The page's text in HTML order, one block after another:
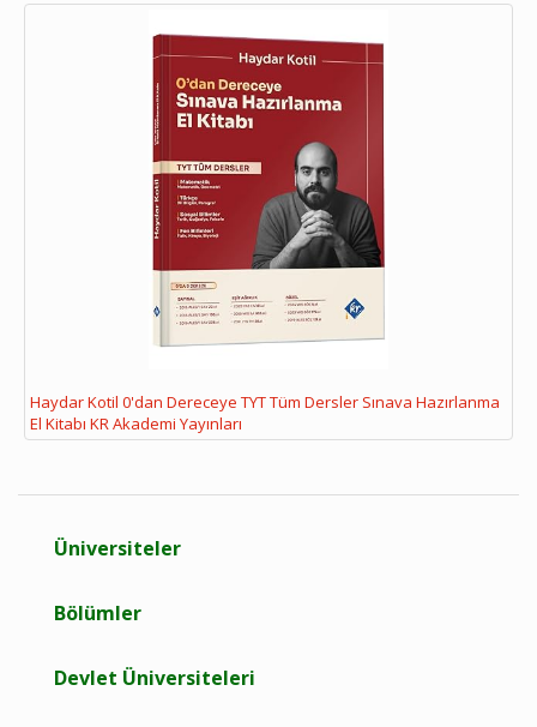
Haydar Kotil 0'dan Dereceye TYT Tüm Dersler Sınava Hazırlanma
El Kitabı KR Akademi Yayınları
Üniversiteler
Bölümler
Devlet Üniversiteleri